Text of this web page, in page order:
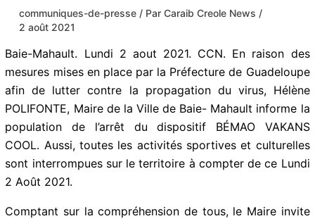
communiques-de-presse / ParCaraib Creole News /
2 août 2021
Baie-Mahault. Lundi 2 aout 2021. CCN. En raison des
mesures mises en place par la Préfecture de Guadeloupe
afin de lutter contre la propagation du virus, Hélène
POLIFONTE, Maire de la Ville de Baie- Mahault informe la
population de l’arrêt du dispositif BÉMAO VAKANS
COOL. Aussi, toutes les activités sportives et culturelles
sont interrompues sur le territoire à compter de ce Lundi
2 Août 2021.
Comptant sur la compréhension de tous, le Maire invite